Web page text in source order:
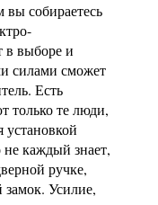
собираетесь
в выборе и
силами сможет
Есть
только те люди,
установкой
каждый знает,
ручке,
Усилие,